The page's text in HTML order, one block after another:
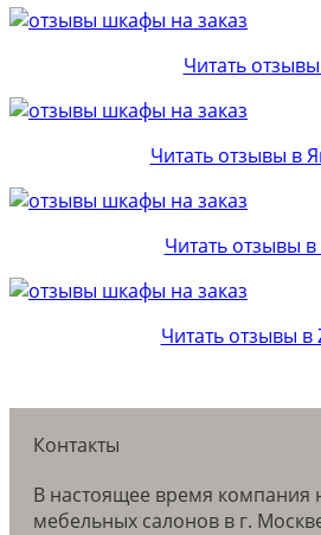
Читать
Читать отзывы в
Читать отзывы
Читать отзывы в
Контакты
В настоящее время компания
мебельных салонов в г.